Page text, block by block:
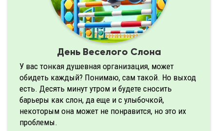
День Веселого Слона
У вас тонкая душевная организация, может
обидеть каждый? Понимаю, сам такой. Но выход
есть. Десять минут утром и будете сносить
барьеры как слон, да еще и с улыбочкой,
некоторым она может не понравится, но это их
проблемы.